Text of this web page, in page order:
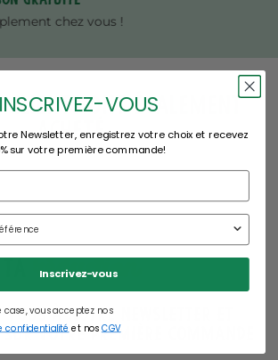
Bancontact / Visa / Mastercard / PayPal
clients ont également
acheté...
réduction
à notre Newsletter et
sur votre première commande
INSCRIVEZ-VOUS
Newsletter, enregistrez votre choix et recevez
sur votre première commande!
Inscrivez-vous
vous acceptez nos
confidentialité et nos CGV